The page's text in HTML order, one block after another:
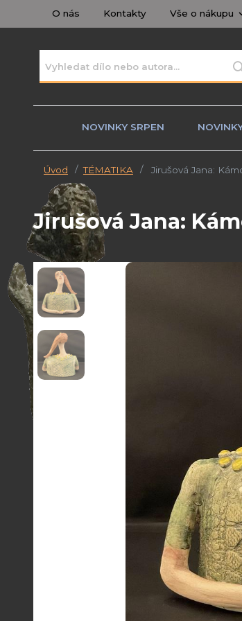
O nás Kontakty Vše o nákupu
NOVINKY SRPEN
Úvod TÉMATIKA Jirušová Jana:
Jirušová Jana: